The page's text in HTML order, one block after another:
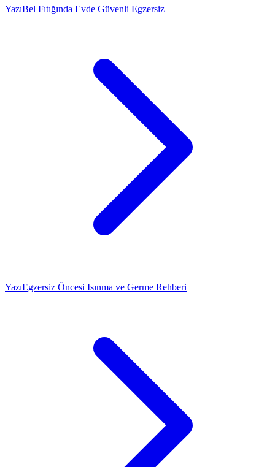
YazıBel Fıtığında Evde Güvenli Egzersiz
YazıEgzersiz Öncesi Isınma ve Germe Rehberi